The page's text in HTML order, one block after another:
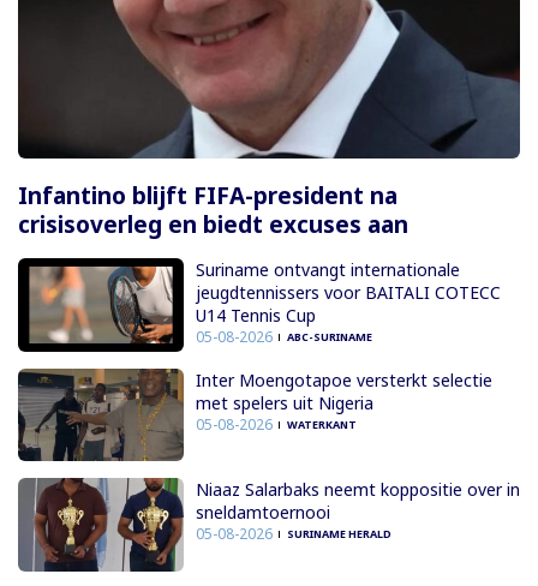
Infantino blijft FIFA-president na
crisisoverleg en biedt excuses aan
Suriname ontvangt internationale
jeugdtennissers voor BAITALI COTECC
U14 Tennis Cup
05-08-2026 ABC-SURINAME
Inter Moengotapoe versterkt selectie
met spelers uit Nigeria
05-08-2026 WATERKANT
Niaaz Salarbaks neemt koppositie over in
sneldamtoernooi
05-08-2026 SURINAME HERALD